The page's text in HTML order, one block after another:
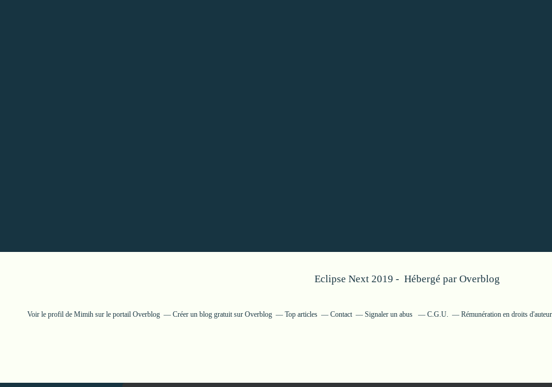
Eclipse Next 2019 - Hébergé par Overblog
Voir le profil de Mimihsur le portail Overblog Créer un blog gratuit sur Overblog Top articles Contact Signaler un abus C.G.U. Rémunération en droits d'auteur